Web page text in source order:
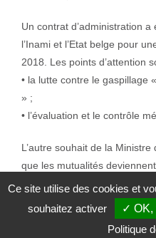
Un contrat d’administration
l’Inami et l’Etat belge pour
2018. Les points d’attention
• la lutte contre le gaspillage
» ;
• l’évaluation et le contrôle
L’autre souhait de la
que les mutualités
s’agit du pacte d’avenir. Car
paysage des soins de
fonctionnement des
Ce site utilise des cookies et
souhaitez activer
✓ OK,
Politique